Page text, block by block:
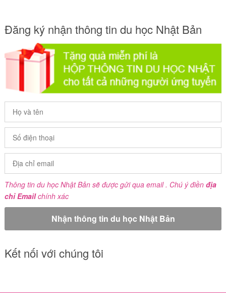
Đăng ký nhận thông tin du học Nhật Bản
Thông tin du học Nhật Bản sẽ được gửi qua email . Chú ý điền địa
chỉ Emailchính xác
Kết nối với chúng tôi